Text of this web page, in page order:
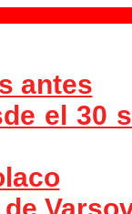
antes
el 30